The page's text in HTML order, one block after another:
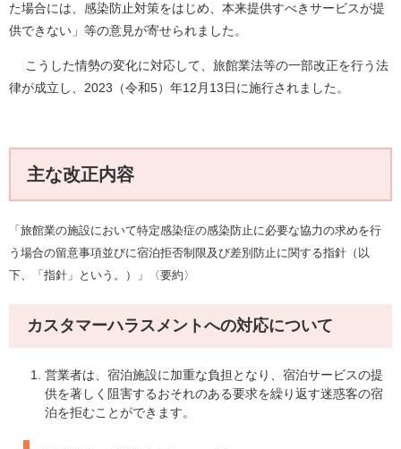
た場合には、感染防止対策をはじめ、本来提供すべきサービスが提
供できない」等の意見が寄せられました。
こうした情勢の変化に対応して、旅館業法等の一部改正を行う法
律が成立し、2023（令和5）年12月13日に施行されました。
主な改正内容
「旅館業の施設において特定感染症の感染防止に必要な協力の求めを行
う場合の留意事項並びに宿泊拒否制限及び差別防止に関する指針（以
下、「指針」という。）​」〈要約〉​
カスタマーハラスメントへの対応について
営業者は、宿泊施設に加重な負担となり、宿泊サービスの提
供を著しく阻害するおそれのある要求を繰り返す迷惑客の宿
泊を拒むことができます。